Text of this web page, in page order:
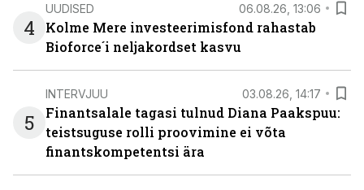
4
UUDISED 06.08.26, 13:06
Kolme Mere investeerimisfond rahastab
Bioforce´i neljakordset kasvu
5
INTERVJUU 03.08.26, 14:17
Finantsalale tagasi tulnud Diana Paakspuu:
teistsuguse rolli proovimine ei võta
finantskompetentsi ära